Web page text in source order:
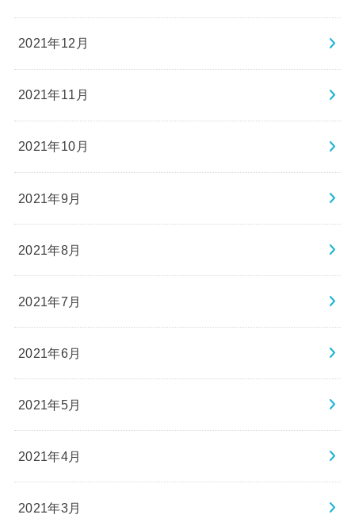
2021年12月
2021年11月
2021年10月
2021年9月
2021年8月
2021年7月
2021年6月
2021年5月
2021年4月
2021年3月